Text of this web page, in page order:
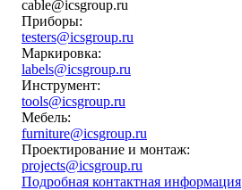
cable@icsgroup.ru
Приборы:
testers@icsgroup.ru
Маркировка:
labels@icsgroup.ru
Инструмент:
tools@icsgroup.ru
Мебель:
furniture@icsgroup.ru
Проектирование и монтаж:
projects@icsgroup.ru
Подробная контактная информация